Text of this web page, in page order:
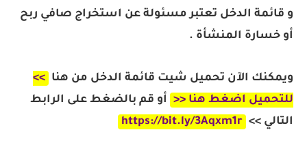
و قائمة الدخل تعتبر مسئولة عن استخراج صافي ربح
أو خسارة المنشأة .
ويمكنك الآن تحميل شيت قائمة الدخل من هنا >>
للتحميل اضغط هنا <<
أو قم بالضغط على الرابط
التالي >> https://bit.ly/3Aqxm1r